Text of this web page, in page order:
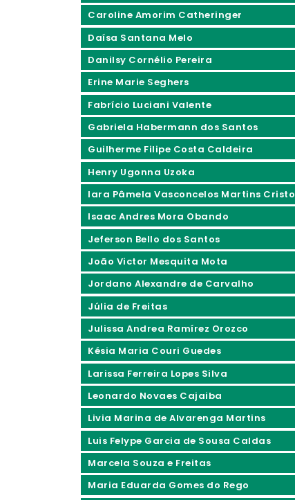
Caroline Amorim Catheringer
Daísa Santana Melo
Danilsy Cornélio Pereira
Erine Marie Seghers
Fabrício Luciani Valente
Gabriela Habermann dos Santos
Guilherme Filipe Costa Caldeira
Henry Ugonna Uzoka
Iara Pâmela Vasconcelos Martins Cristo
Isaac Andres Mora Obando
Jeferson Bello dos Santos
João Victor Mesquita Mota
Jordano Alexandre de Carvalho
Júlia de Freitas
Julissa Andrea Ramírez Orozco
Késia Maria Couri Guedes
Larissa Ferreira Lopes Silva
Leonardo Novaes Cajaiba
Livia Marina de Alvarenga Martins
Luis Felype Garcia de Sousa Caldas
Marcela Souza e Freitas
Maria Eduarda Gomes do Rego